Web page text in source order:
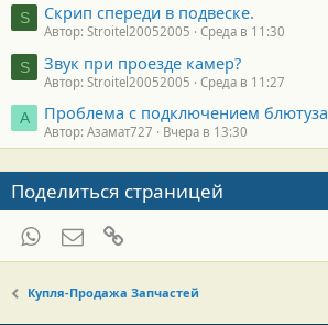
S Скрип спереди в подвеске.
Автор: Stroitel20052005 Среда в 11:30
S Звук при проезде камер?
Автор: Stroitel20052005 Среда в 11:27
А Проблема с подключением блютуза
Автор: Азамат727 Вчера в 13:30
Поделиться страницей
WhatsAppЭлектронная почта
Купля-Продажа Запчастей